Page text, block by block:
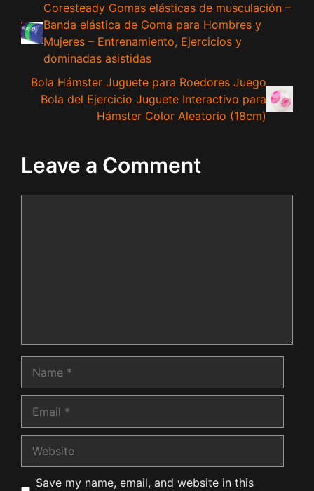
Coresteady Gomas elásticas de musculación –
Banda elástica de Goma para Hombres y
Mujeres – Entrenamiento, Ejercicios y
dominadas asistidas
Bola Hámster Juguete para Roedores Juego
Bola del Ejercicio Juguete Interactivo para
Hámster Color Aleatorio (18cm)
Leave a Comment
Save my name, email, and website in this